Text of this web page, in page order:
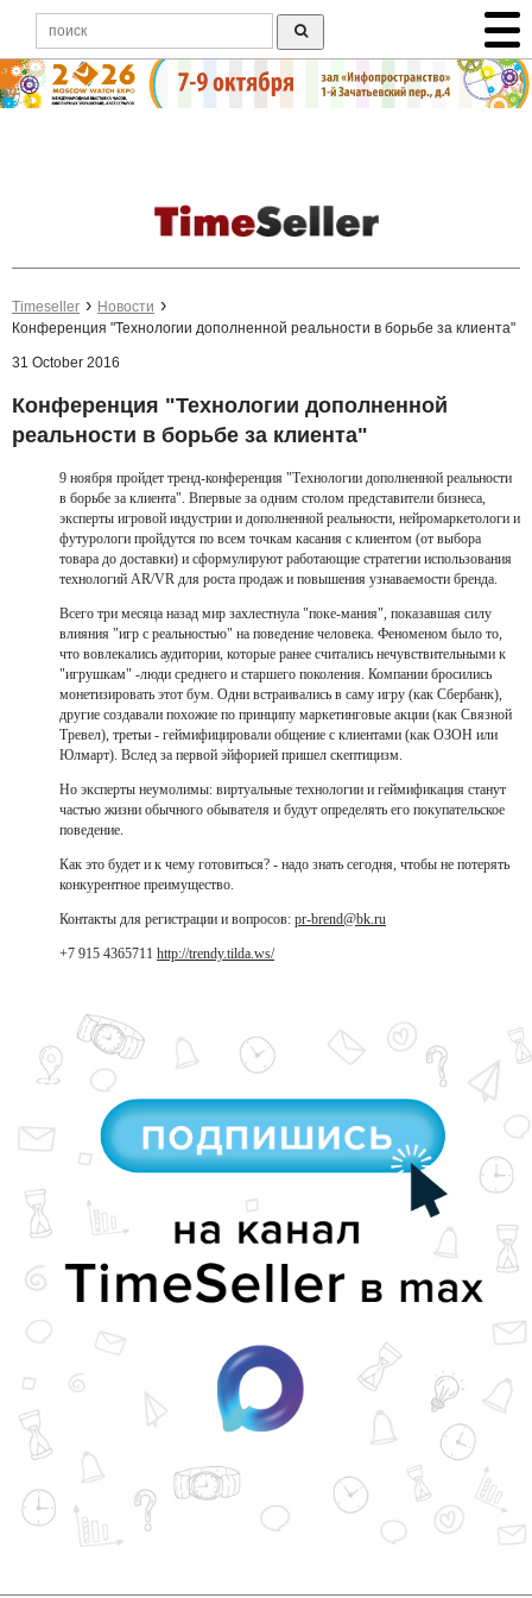
Timeseller
Новости
Конференция "Технологии дополненной реальности в борьбе за клиента"
31 October 2016
Конференция "Технологии дополненной
реальности в борьбе за клиента"
9 ноября пройдет тренд-конференция "Технологии дополненной реальности
в борьбе за клиента". Впервые за одним столом представители бизнеса,
эксперты игровой индустрии и дополненной реальности, нейромаркетологи и
футурологи пройдутся по всем точкам касания с клиентом (от выбора
товара до доставки) и сформулируют работающие стратегии использования
технологий AR/VR для роста продаж и повышения узнаваемости бренда.
Всего три месяца назад мир захлестнула "поке-мания", показавшая силу
влияния "игр с реальностью" на поведение человека. Феноменом было то,
что вовлекались аудитории, которые ранее считались нечувствительными к
"игрушкам" -люди среднего и старшего поколения. Компании бросились
монетизировать этот бум. Одни встраивались в саму игру (как Сбербанк),
другие создавали похожие по принципу маркетинговые акции (как Связной
Тревел), третьи - геймифицировали общение с клиентами (как ОЗОН или
Юлмарт). Вслед за первой эйфорией пришел скептицизм.
Но эксперты неумолимы: виртуальные технологии и геймификация станут
частью жизни обычного обывателя и будут определять его покупательское
поведение.
Как это будет и к чему готовиться? - надо знать сегодня, чтобы не потерять
конкурентное преимущество.
Контакты для регистрации и вопросов: pr-brend@bk.ru
+7 915 4365711 http://trendy.tilda.ws/